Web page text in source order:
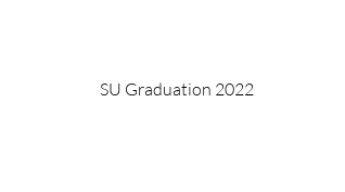
SU Graduation 2022